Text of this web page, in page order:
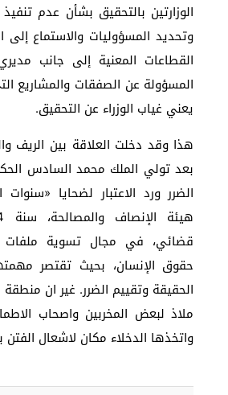
الوزارتين بالتحقيق بشأن عدم
وتحديد المسؤوليات والاستماع إلى
القطاعات المعنية إلى جانب
المسؤولة عن الصفقات والمشاريع
يعني غياب الوزراء عن التحقيق.
هذا وقد دخلت العلاقة بين الريف
بعد تولي الملك محمد السادس
الضرر ورد الاعتبار لضحايا
قضائي، في مجال تسوية ملفات
حقوق الإنسان، بحيث تقتصر
الحقيقة وتقييم الضرر. غير ان منطقة
ملاذ لبعض المخربين واصحاب
واتخذها الدخلاء مكان لاشعال الفتن